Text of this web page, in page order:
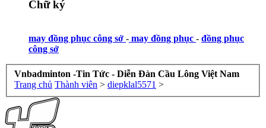
Chữ ký
may đồng phục công sở - may đồng phục - đồng phục
công sở
Vnbadminton -Tin Tức - Diễn Đàn Cầu Lông Việt Nam
Trang chủ Thành viên > diepklal5571 >